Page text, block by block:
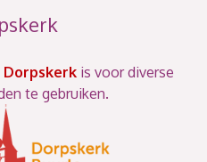
Dorpskerk is voor diverse
te gebruiken.